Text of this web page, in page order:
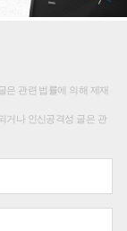
은 관련 법률에 의해 제재
거나 인신공격성 글은 관